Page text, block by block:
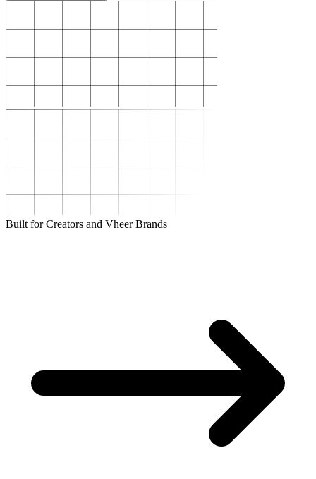
Built for Creators and Vheer Brands